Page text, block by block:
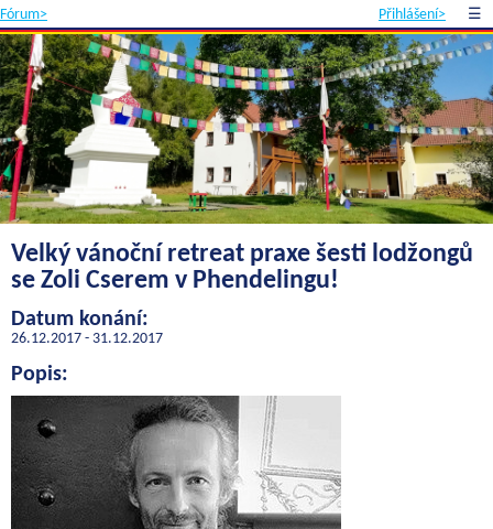
Fórum> Přihlášení> ☰
Velký vánoční retreat praxe šesti lodžongů
se Zoli Cserem v Phendelingu!
Datum konání:
26.12.2017 - 31.12.2017
Popis: